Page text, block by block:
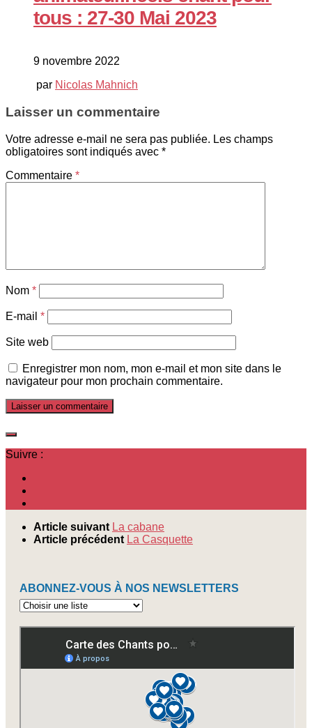
tous : 27-30 Mai 2023
9 novembre 2022
par Nicolas Mahnich
Laisser un commentaire
Votre adresse e-mail ne sera pas publiée. Les champs
obligatoires sont indiqués avec *
Commentaire *
Nom *
E-mail *
Site web
Enregistrer mon nom, mon e-mail et mon site dans le
navigateur pour mon prochain commentaire.
Suivre :
Article suivant La cabane
Article précédent La Casquette
ABONNEZ-VOUS À NOS NEWSLETTERS
Abonnez-
à
newsletters